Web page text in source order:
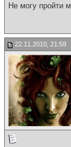
Не могу пройти
22.11.2010, 21:59